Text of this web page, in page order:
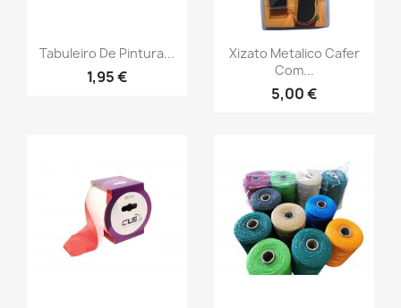
Tabuleiro De Pintura...
1,95 €
Xizato Metalico Cafer
Com...
5,00 €